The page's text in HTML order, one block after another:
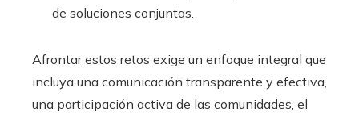
de soluciones conjuntas.
Afrontar estos retos exige un enfoque integral que
incluya una comunicación transparente y efectiva,
una participación activa de las comunidades, el